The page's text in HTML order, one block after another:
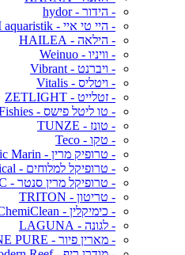
- הידור - hydor
- היי טי איי - ATI aquaristik
- הילאה - HAILEA
- וויניו - Weinuo
- ויברנט - Vibrant
- ויטליס - Vitalis
- זטלייט - ZETLIGHT
- טו ליטל פישס - Two Little Fishies
- טונז - TUNZE
- טקו - Teco
- טרופיק מרין - Tropic Marin
- טרופיקל למלוחים - Tropical
- טרופיקל מרין סנטר - TMC
- טריטון - TRITON
- כימיקלין - ChemiClean
- לגונה - LAGUNA
- מארין פיור - MARINE PURE